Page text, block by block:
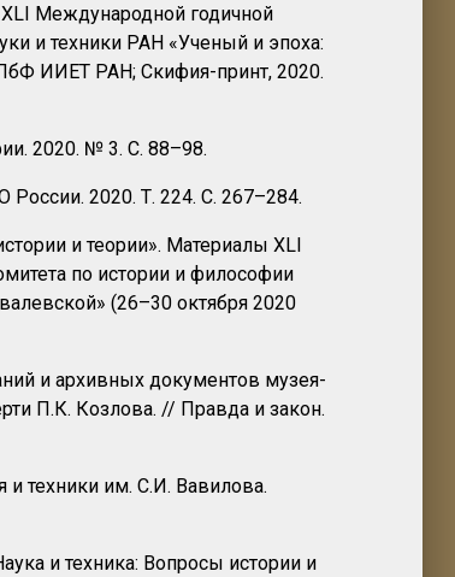
Международной годичной
и техники РАН «Ученый и эпоха:
ИИЕТ РАН; Скифия-принт, 2020.
2020. № 3. С. 88–98.
2020. Т. 224. С. 267–284.
и теории». Материалы XLI
по истории и философии
(26–30 октября 2020
и архивных документов музея-
П.К. Козлова. // Правда и закон.
и техники им. С.И. Вавилова.
и техника: Вопросы истории и